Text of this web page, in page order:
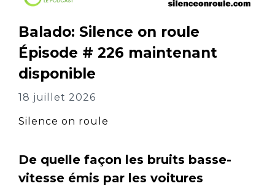
Balado: Silence on roule
Épisode # 226 maintenant
disponible
18 juillet 2026
Silence on roule
De quelle façon les bruits basse-
vitesse émis par les voitures